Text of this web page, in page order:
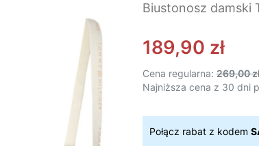
Biustonosz damski
189,90 zł
Cena regularna: 269,00
Najniższa cena z 30 dni
Połącz rabat z kodem